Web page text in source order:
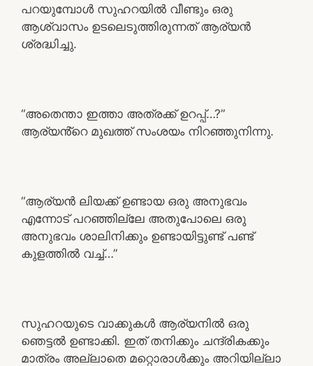
പറയുമ്പോൾ സുഹറയിൽ വീണ്ടും ഒരു
ആശ്വാസം ഉടലെടുത്തിരുന്നത് ആര്യൻ
ശ്രദ്ധിച്ചു.
“അതെന്താ ഇത്താ അത്രക്ക് ഉറപ്പ്…?”
ആര്യൻ്റെ മുഖത്ത് സംശയം നിറഞ്ഞുനിന്നു.
“ആര്യൻ ലിയക്ക് ഉണ്ടായ ഒരു അനുഭവം
എന്നോട് പറഞ്ഞില്ലേ അതുപോലെ ഒരു
അനുഭവം ശാലിനിക്കും ഉണ്ടായിട്ടുണ്ട് പണ്ട്
കുളത്തിൽ വച്ച്…”
സുഹറയുടെ വാക്കുകൾ ആര്യനിൽ ഒരു
ഞെട്ടൽ ഉണ്ടാക്കി. ഇത് തനിക്കും ചന്ദ്രികക്കും
മാത്രം അല്ലാതെ മറ്റൊരാൾക്കും അറിയില്ലാ